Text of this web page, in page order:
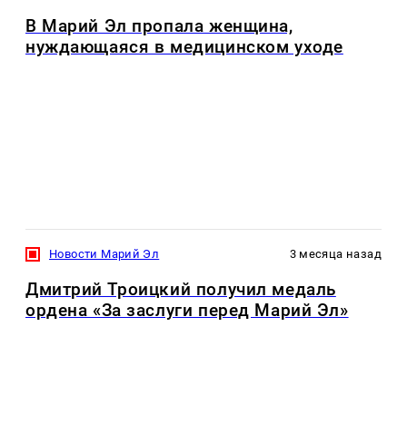
В Марий Эл пропала женщина,
нуждающаяся в медицинском уходе
Новости Марий Эл 3 месяца назад
Дмитрий Троицкий получил медаль
ордена «За заслуги перед Марий Эл»